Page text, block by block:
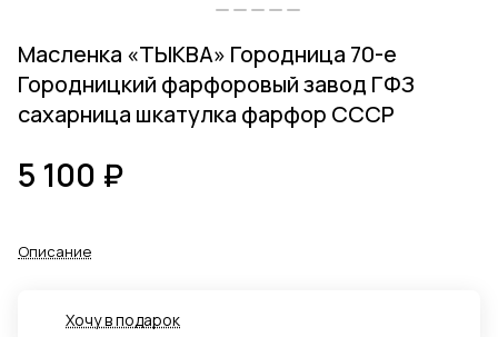
Масленка «ТЫКВА» Городница 70-е
Городницкий фарфоровый завод ГФЗ
сахарница шкатулка фарфор СССР
5 100 ₽
Описание
Хочу в подарок